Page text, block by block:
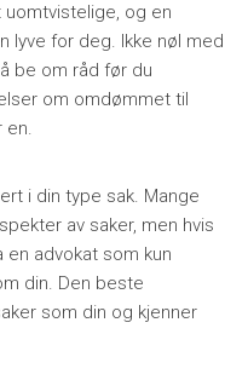
og en
lyve for deg. Ikke nøl med
be om råd før du
om omdømmet til
en.
i din type sak. Mange
av saker, men hvis
en advokat som kun
din. Den beste
som din og kjenner